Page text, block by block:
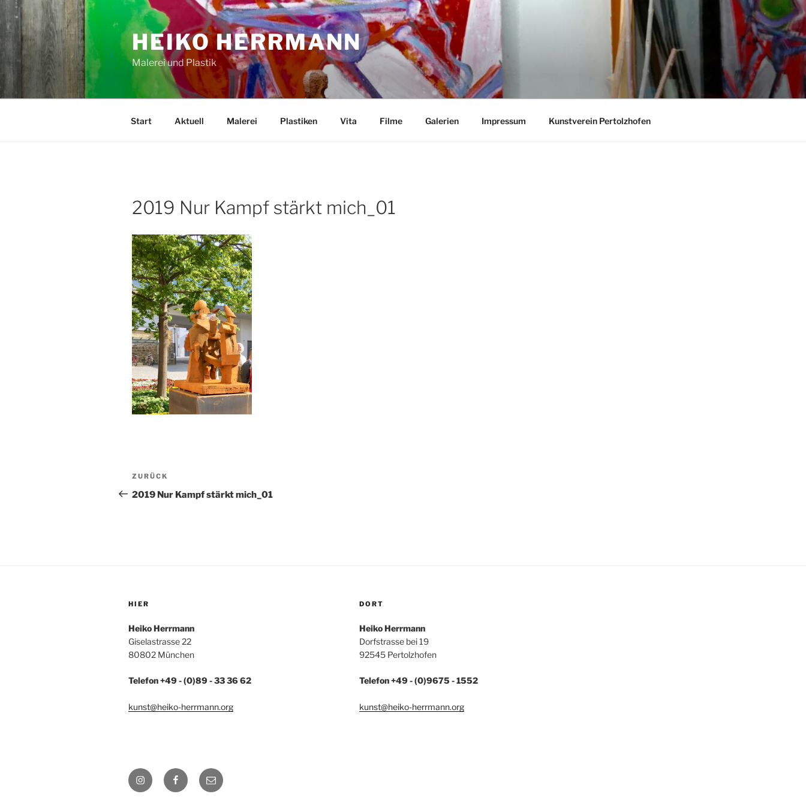
Zum
Inhalt
springen
HEIKO HERRMANN
Malerei und Plastik
Start Aktuell Malerei Plastiken Vita Filme Galerien Impressum Kunstverein Pertolzhofen
2019 Nur Kampf stärkt mich_01
Beitragsnavigation
Vorheriger
Beitrag
ZURÜCK
2019 Nur Kampf stärkt mich_01
HIER
Heiko Herrmann
Giselastrasse 22
80802 München
Telefon +49 - (0)89 - 33 36 62
kunst@heiko-herrmann.org
DORT
Heiko Herrmann
Dorfstrasse bei 19
92545 Pertolzhofen
Telefon +49 - (0)9675 - 1552
kunst@heiko-herrmann.org
InstagramFacebook
E-
Mail